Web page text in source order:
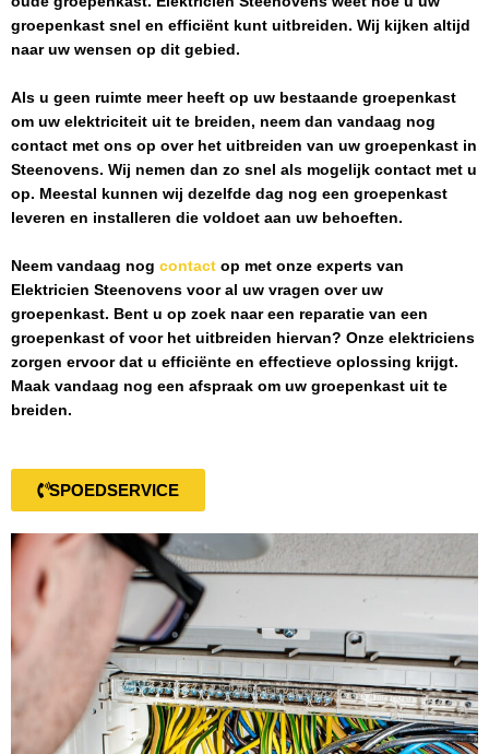
groepenkast snel en efficiënt kunt uitbreiden. Wij kijken altijd
naar uw wensen op dit gebied.
Als u geen ruimte meer heeft op uw bestaande groepenkast
om uw elektriciteit uit te breiden, neem dan vandaag nog
contact met ons op over het uitbreiden van uw groepenkast in
Steenovens. Wij nemen dan zo snel als mogelijk contact met u
op. Meestal kunnen wij dezelfde dag nog een groepenkast
leveren en installeren die voldoet aan uw behoeften.
Neem vandaag nog contact op met onze experts van
Elektricien Steenovens voor al uw vragen over uw
groepenkast. Bent u op zoek naar een reparatie van een
groepenkast of voor het uitbreiden hiervan? Onze elektriciens
zorgen ervoor dat u efficiënte en effectieve oplossing krijgt.
Maak vandaag nog een afspraak om uw groepenkast uit te
breiden.
SPOEDSERVICE